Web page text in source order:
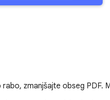
zmanjšajte obseg PDF.